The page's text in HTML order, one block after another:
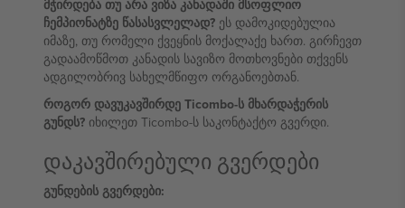
მჭირდება თუ არა ვიზა კანადაში მსოფლიო
ჩემპიონატზე წასასვლელად? ეს დამოკიდებულია
იმაზე, თუ რომელი ქვეყნის მოქალაქე ხართ. გირჩევთ
გადაამოწმოთ კანადის სავიზო მოთხოვნები თქვენს
ადგილობრივ სახელმწიფო ორგანოებთან.
როგორ დავუკავშირდე Ticombo-ს მხარდაჭერის
გუნდს? იხილეთ Ticombo-ს საკონტაქტო გვერდი.
დაკავშირებული გვერდები
გუნდების გვერდები: